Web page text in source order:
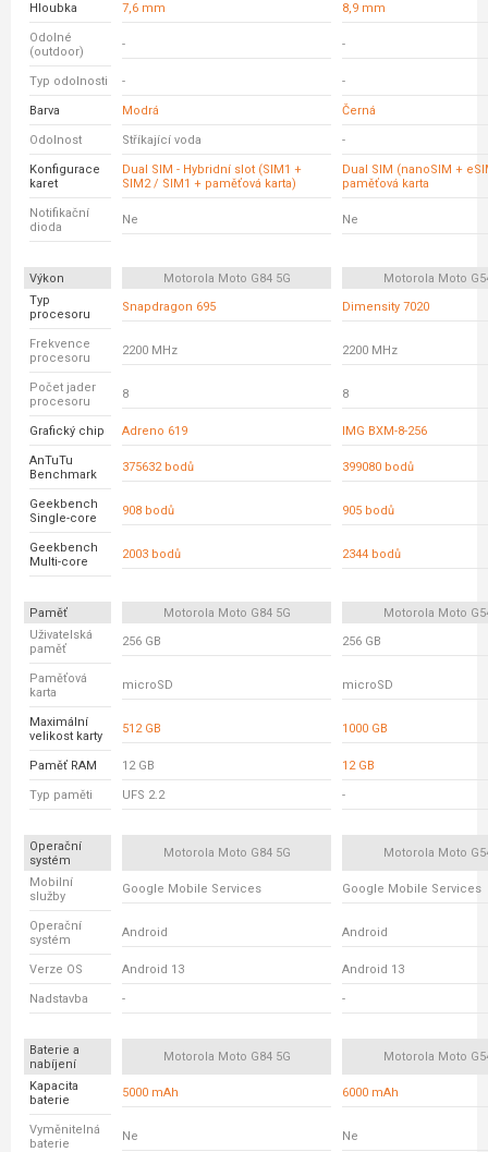
Hloubka 7,6 mm 8,9 mm
Odolné
(outdoor)
- -
Typ odolnosti - -
Barva Modrá Černá
Odolnost Stříkající voda -
Konfigurace
karet
Dual SIM - Hybridní slot (SIM1 +
SIM2 / SIM1 + paměťová karta)
Dual SIM (nanoSIM +
paměťová karta
Notifikační
dioda
Ne Ne
Výkon Motorola Moto G84 5G
Motorola Moto
Typ
procesoru
Snapdragon 695 Dimensity 7020
Frekvence
procesoru
2200 MHz 2200 MHz
Počet jader
procesoru
8 8
Grafický chip Adreno 619 IMG BXM-8-256
AnTuTu
Benchmark
375632 bodů 399080 bodů
Geekbench
Single-core
908 bodů 905 bodů
Geekbench
Multi-core
2003 bodů 2344 bodů
Paměť Motorola Moto G84 5G
Motorola Moto
Uživatelská
paměť
256 GB 256 GB
Paměťová
karta
microSD microSD
Maximální
velikost karty
512 GB 1000 GB
Paměť RAM 12 GB 12 GB
Typ paměti UFS 2.2 -
Operační
systém
Motorola Moto G84 5G Motorola Moto
Mobilní
služby
Google Mobile Services Google Mobile Services
Operační
systém
Android Android
Verze OS Android 13 Android 13
Nadstavba - -
Baterie a
nabíjení
Motorola Moto G84 5G Motorola Moto
Kapacita
baterie
5000 mAh 6000 mAh
Vyměnitelná
baterie
Ne Ne